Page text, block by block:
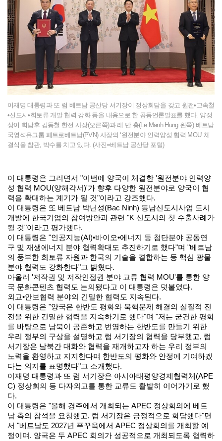
이재명 대통령과 또 럼 베트남 공산당 서기장이 정상회담을 갖고 원전•고속철
•신도시•희토류 개발 협력 강화 등을 내용으로 한 공동언론발표를 했다. 양정
상이 회담후 김동철 한전 사장(오른쪽)과 레 만 훙(Le Manh Hung 왼쪽) 베트남
국영석유그룹 페트로베트남(PVN) 사장의 ‘원전분야 인력양성 협력 MOU' 체
결식을 참관, 박수를 치고 있다. (사진=베트남 공산당 포털)
이 대통령은 그러면서 "이번에 양국이 체결한 '원전분야 인력양
성 협력 MOU(양해각서)'가 향후 다양한 원전분야로 양국이 협
력을 확대하는 계기가 될 것"이라고 강조했다.
이 대통령은 또 베트남 박닌성(Bac Ninh) 동남신도시사업 도시
개발에 한국기업의 참여방안과 관련 "K 신도시의 첫 수출사례가
될 것"이라고 평가했다.
이 대통령은 "인공지능(AI)•바이오•에너지 등 첨단분야 공동연
구 및 재생에너지 분야 협력확대도 추진하기로 했다"며 "베트남
의 풍부한 희토류 자원과 한국의 기술을 결합하는 등 핵심 광물
분야 협력도 강화한다"고 밝혔다.
아울러 '저작권 및 저작인접권 분야 교류 협력 MOU'를 통한 양
국 문화콘텐츠 협력도 논의됐다고 이 대통령은 덧붙였다.
외교•안보협력 분야의 긴밀한 협력도 지속된다.
이 대통령은 "양국은 한반도 평화와 북핵문제 해결의 실질적 진
전을 위한 긴밀한 협력을 지속하기로 했다"며 "저는 굳건한 평화
를 바탕으로 남북이 공존하고 번영하는 한반도를 만들기 위한
우리 정부의 구상을 설명하고 럼 서기장의 협력을 당부했고, 럼
서기장은 남북간 대화와 협력을 재개하고자 하는 우리 정부의
노력을 환영하고 지지한다며 한반도의 평화와 안정에 기여하겠
다는 의지를 표명했다"고 소개했다.
이재명 대통령과 또 럼 서기장은 아시아태평양경제협력체(APE
C) 정상회의 등 다자외교를 통한 교류도 활발히 이어가기로 했
다.
이 대통령은 "올해 경주에서 개최되는 APEC 정상회의에 베트
남 측의 참석을 요청했고, 럼 서기장은 긍정적으로 화답했다"면
서 "베트남도 2027년 푸꾸옥에서 APEC 정상회의를 개최할 예
정이며. 양국은 두 APEC 회의가 성공적으로 개최되도록 협력하